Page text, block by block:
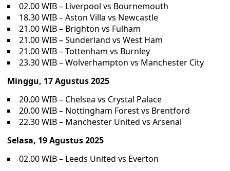
02.00 WIB – Liverpool vs Bournemouth
18.30 WIB – Aston Villa vs Newcastle
21.00 WIB – Brighton vs Fulham
21.00 WIB – Sunderland vs West Ham
21.00 WIB – Tottenham vs Burnley
23.30 WIB – Wolverhampton vs Manchester City
Minggu, 17 Agustus 2025
20.00 WIB – Chelsea vs Crystal Palace
20.00 WIB – Nottingham Forest vs Brentford
22.30 WIB – Manchester United vs Arsenal
Selasa, 19 Agustus 2025
02.00 WIB – Leeds United vs Everton